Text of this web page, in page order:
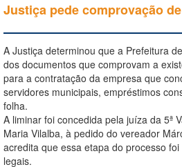
Justiça pede comprovação
A Justiça determinou que a Prefeitura
dos documentos que comprovam a
para a contratação da empresa que
servidores municipais, empréstimos
folha.
A liminar foi concedida pela juíza da 5ª
Maria Vilalba, à pedido do vereador
acredita que essa etapa do processo
legais.